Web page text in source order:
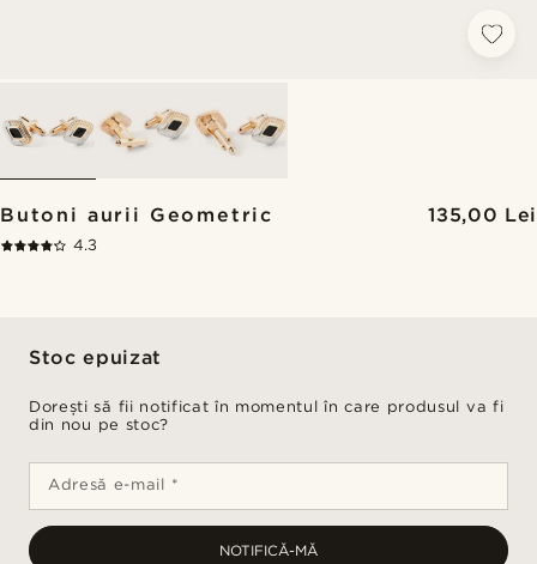
Butoni aurii Geometric 135,00 Lei
4.3
Stoc epuizat
Dorești să fii notificat în momentul în care produsul va fi
din nou pe stoc?
Adresă e-mail *
NOTIFICĂ-MĂ